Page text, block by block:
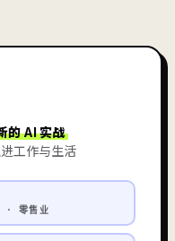
的 AI 实战
工作与生活
零售业